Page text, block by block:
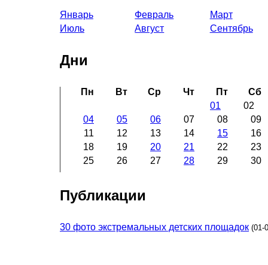
Январь Февраль
Март
Июль
Август Сентябрь
Дни
Пн Вт Ср Чт Пт
Сб
01
02
04
05 06 07 08
09
11
12 13 14 15
16
18
19 20 21 22
23
25
26 27 28 29 30
Публикации
30 фото экстремальных детских площадок (01-